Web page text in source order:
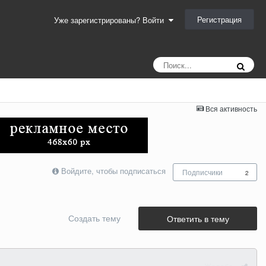
Уже зарегистрированы? Войти Регистрация
Вся активность
Войдите, чтобы подписаться Подписчики 2
Ответить в тему
Создать тему